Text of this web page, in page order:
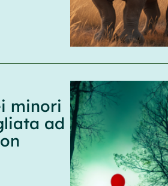
minori
ad